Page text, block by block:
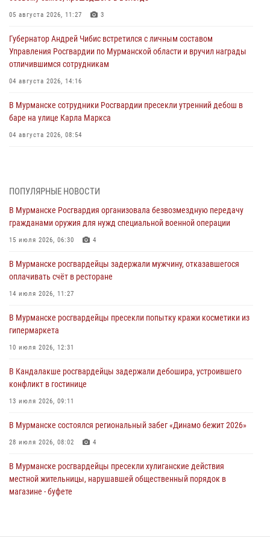
05 августа 2026, 11:27 3
Губернатор Андрей Чибис встретился с личным составом
Управления Росгвардии по Мурманской области и вручил награды
отличившимся сотрудникам
04 августа 2026, 14:16
В Мурманске сотрудники Росгвардии пресекли утренний дебош в
баре на улице Карла Маркса
04 августа 2026, 08:54
03 августа 2026, 12:23 4
Сотрудники вневедомственной охраны Росгвардии пресекли
хулиганские действия дебошира на автозаправочной станции
города Кандалакши
Сотрудники Росгвардии провели инструктаж по
антитеррористической защищенности для членов избирательных
31 июля 2026, 08:48 3
Сотрудники Росгвардии задержали мужчину, не оплатившего счет в
30 июля 2026, 14:09
В Управлении Росгвардии по Мурманской области прошло пожарно-
30 июля 2026, 14:05
ПОПУЛЯРНЫЕ НОВОСТИ
В Мурманске Росгвардия организовала безвозмездную передачу
гражданами оружия для нужд специальной военной операции
15 июля 2026, 06:30 4
В Мурманске росгвардейцы задержали мужчину, отказавшегося
оплачивать счёт в ресторане
14 июля 2026, 11:27
В Мурманске росгвардейцы пресекли попытку кражи косметики из
гипермаркета
10 июля 2026, 12:31
В Кандалакше росгвардейцы задержали дебошира, устроившего
конфликт в гостинице
13 июля 2026, 09:11
В Мурманске состоялся региональный забег «Динамо бежит 2026»
28 июля 2026, 08:02 4
В Мурманске росгвардейцы пресекли хулиганские действия
местной жительницы, нарушавшей общественный порядок в
магазине - буфете